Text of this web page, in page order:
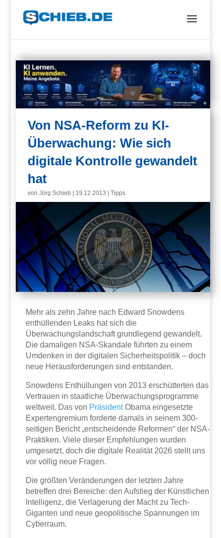
Von NSA-Reform zu KI-
Überwachung: Wie sich
digitale Kontrolle gewandelt
hat
vonJörg Schieb 19.12.2013 |Tipps
Mehr als zehn Jahre nach Edward Snowdens
enthüllenden Leaks hat sich die
Überwachungslandschaft grundlegend gewandelt.
Die damaligen NSA-Skandale führten zu einem
Umdenken in der digitalen Sicherheitspolitik – doch
neue Herausforderungen sind entstanden.
Snowdens Enthüllungen von 2013 erschütterten das
Vertrauen in staatliche Überwachungsprogramme
weltweit. Das von PräsidentObama eingesetzte
Expertengremium forderte damals in seinem 300-
seitigen Bericht „entscheidende Reformen“ der NSA-
Praktiken. Viele dieser Empfehlungen wurden
umgesetzt, doch die digitale Realität 2026 stellt uns
vor völlig neue Fragen.
Die größten Veränderungen der letzten Jahre
betreffen drei Bereiche: den Aufstieg der Künstlichen
Intelligenz, die Verlagerung der Macht zu Tech-
Giganten und neue geopolitische Spannungen im
Cyberraum.